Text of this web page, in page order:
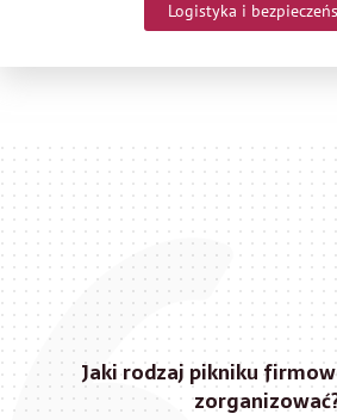
Logistyka i
Jaki rodzaj pikniku